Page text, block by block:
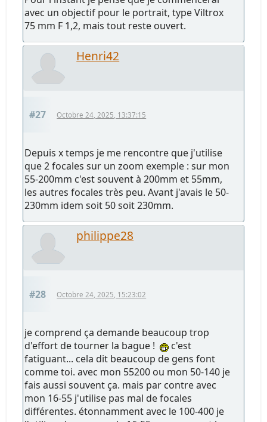
avec un objectif pour le portrait, type Viltrox
75 mm F 1,2, mais tout reste ouvert.
Henri42
#27 Octobre 24, 2025, 13:37:15
Depuis x temps je me rencontre que j'utilise
que 2 focales sur un zoom exemple : sur mon
55-200mm c'est souvent à 200mm et 55mm,
les autres focales très peu. Avant j'avais le 50-
230mm idem soit 50 soit 230mm.
philippe28
#28 Octobre 24, 2025, 15:23:02
je comprend ça demande beaucoup trop
d'effort de tourner la bague !
c'est
fatiguant... cela dit beaucoup de gens font
comme toi. avec mon 55200 ou mon 50-140 je
fais aussi souvent ça. mais par contre avec
mon 16-55 j'utilise pas mal de focales
différentes. étonnamment avec le 100-400 je